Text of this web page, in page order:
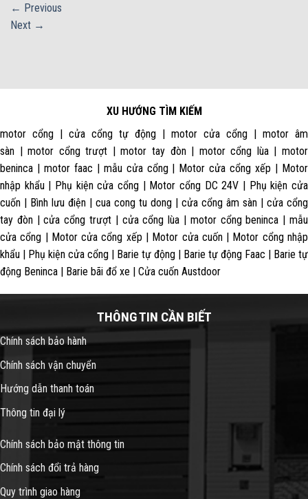
← Previous
Next →
XU HƯỚNG TÌM KIẾM
motor cổng | cửa cổng tự động | motor cửa cổng | motor âm
sàn | motor cổng trượt | motor tay đòn | motor cổng lùa | motor
beninca | motor faac | mẫu cửa cổng | Motor cửa cổng xếp | Motor
nhập khẩu | Phụ kiện cửa cổng | Motor cổng DC 24V | Phụ kiện cửa
cuốn | Bình lưu điện | cua cong tu dong | cửa cổng âm sàn | cửa cổng
tay đòn | cửa cổng trượt | cửa cổng lùa | motor cổng beninca | mẫu
cửa cổng | Motor cửa cổng xếp | Motor cửa cuốn | Motor cổng nhập
khẩu | Phụ kiện cửa cổng | Barie tự động | Barie tự động Faac | Barie tự
động Beninca | Barie bãi đổ xe | Cửa cuốn Austdoor
THÔNG TIN CẦN BIẾT
Chính sách bảo hành
Chính sách vận chuyển
Hướng dẫn thanh toán
Thông tin đại lý
Chính sách bảo mật thông tin
Chính sách đổi trả hàng
Quy trình giao hàng